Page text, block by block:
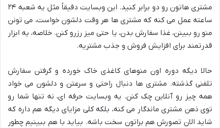
مشتری هاتون رو دو برابر کنید. این وبسایت دقیقاً مثل یه شعبه ۲۴
ساعته عمل می کنه که مشتری ها هر وقت دلشون خواست، می تونن
منو رو ببینن، غذا سفارش بدن، یا حتی میز رزرو کنن. خلاصه، یه ابزار
قدرتمند برای افزایش فروش و جذب مشتریه.
حالا دیگه دوره اون منوهای کاغذی خاک خورده و گرفتن سفارش
تلفنی گذشته. مشتری ها دنبال راحتی و سرعتن و دلشون می خواد
همه چیز رو آنلاین چک کنن. یه وبسایت حرفه ای، نه تنها شما رو
توی ذهن مشتری ماندگار می کنه، بلکه کلی مزایای دیگه هم داره که
شاید الان تصورش هم براتون سخت باشه. بیاید با هم ببینیم چطور